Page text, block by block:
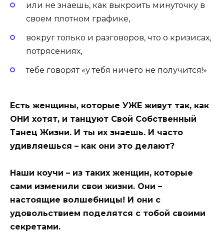
или не знаешь, как выкроить минуточку в
своем плотном графике,
вокруг только и разговоров, что о кризисах,
потрясениях,
тебе говорят «у тебя ничего не получится!»
Есть женщины, которые УЖЕ живут так, как
ОНИ хотят, и танцуют Свой Собственный
Танец Жизни. И ты их знаешь. И часто
удивляешься – как они это делают?
Наши коучи – из таких женщин, которые
сами изменили свои жизни. Они –
настоящие волшебницы! И они с
удовольствием поделятся с тобой своими
секретами.